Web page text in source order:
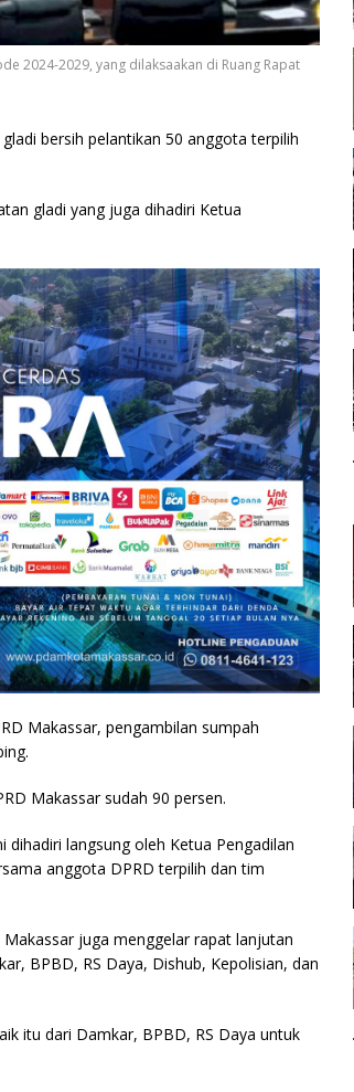
2024-2029, yang dilaksaakan di Ruang Rapat
bersih pelantikan 50 anggota terpilih
gladi yang juga dihadiri Ketua
Makassar, pengambilan sumpah
Makassar sudah 90 persen.
dihadiri langsung oleh Ketua Pengadilan
anggota DPRD terpilih dan tim
juga menggelar rapat lanjutan
BPBD, RS Daya, Dishub, Kepolisian, dan
itu dari Damkar, BPBD, RS Daya untuk